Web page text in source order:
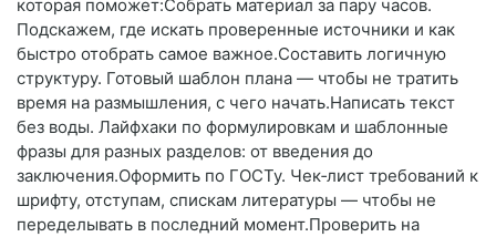
которая поможет:Собрать материал за пару часов.
Подскажем, где искать проверенные источники и как
быстро отобрать самое важное.Составить логичную
структуру. Готовый шаблон плана — чтобы не тратить
время на размышления, с чего начать.Написать текст
без воды. Лайфхаки по формулировкам и шаблонные
фразы для разных разделов: от введения до
заключения.Оформить по ГОСТу. Чек‑лист требований к
шрифту, отступам, спискам литературы — чтобы не
переделывать в последний момент.Проверить на